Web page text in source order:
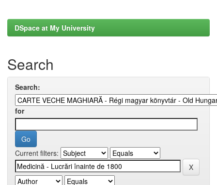
DSpace at My University
Search
Search:
for
Current filters: